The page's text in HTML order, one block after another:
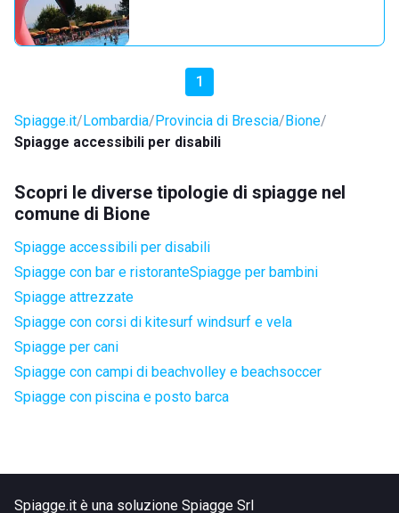
1
Spiagge.it Lombardia Provincia di Brescia Bione
Spiagge accessibili per disabili
Scopri le diverse tipologie di spiagge nel
comune di Bione
Spiagge accessibili per disabili
Spiagge con bar e ristoranteSpiagge per bambini
Spiagge attrezzate
Spiagge con corsi di kitesurf windsurf e vela
Spiagge per cani
Spiagge con campi di beachvolley e beachsoccer
Spiagge con piscina e posto barca
Spiagge.it è una soluzione Spiagge Srl